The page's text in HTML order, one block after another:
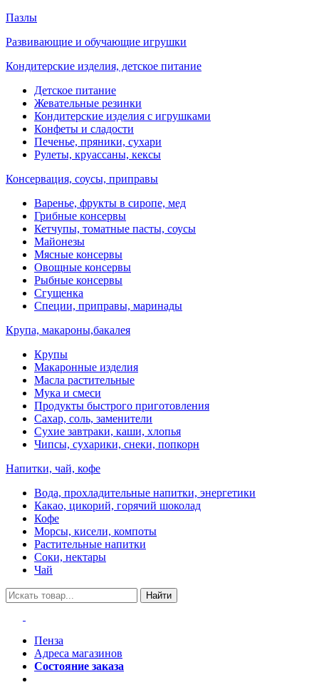
Пазлы
Развивающие и обучающие игрушки
Кондитерские изделия, детское питание
Детское питание
Жевательные резинки
Кондитерские изделия с игрушками
Конфеты и сладости
Печенье, пряники, сухари
Рулеты, круассаны, кексы
Консервация, соусы, приправы
Варенье, фрукты в сиропе, мед
Грибные консервы
Кетчупы, томатные пасты, соусы
Майонезы
Мясные консервы
Овощные консервы
Рыбные консервы
Сгущенка
Специи, приправы, маринады
Крупа, макароны,бакалея
Крупы
Макаронные изделия
Масла растительные
Мука и смеси
Продукты быстрого приготовления
Сахар, соль, заменители
Сухие завтраки, каши, хлопья
Чипсы, сухарики, снеки, попкорн
Напитки, чай, кофе
Вода, прохладительные напитки, энергетики
Какао, цикорий, горячий шоколад
Кофе
Морсы, кисели, компоты
Растительные напитки
Соки, нектары
Чай
Найти
Пенза
Адреса магазинов
Состояние заказа